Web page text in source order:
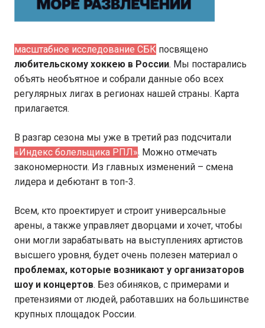
масштабное исследование СБК посвящено
любительскому хоккею в России. Мы постарались
объять необъятное и собрали данные обо всех
регулярных лигах в регионах нашей страны. Карта
прилагается.
В разгар сезона мы уже в третий раз подсчитали
«Индекс болельщика РПЛ». Можно отмечать
закономерности. Из главных изменений – смена
лидера и дебютант в топ-3.
Всем, кто проектирует и строит универсальные
арены, а также управляет дворцами и хочет, чтобы
они могли зарабатывать на выступлениях артистов
высшего уровня, будет очень полезен материал о
проблемах, которые возникают у организаторов
шоу и концертов. Без обиняков, с примерами и
претензиями от людей, работавших на большинстве
крупных площадок России.